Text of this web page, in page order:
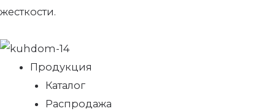
жесткости.
Продукция
Каталог
Распродажа